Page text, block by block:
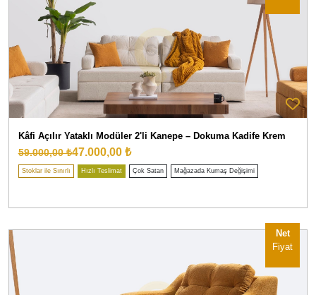
Kâfi Açılır Yataklı Modüler 2'li Kanepe – Dokuma Kadife Krem
59.000,00 ₺47.000,00 ₺
Stoklar ile Sınırlı Hızlı Teslimat Çok Satan Mağazada Kumaş Değişimi
Net
Fiyat